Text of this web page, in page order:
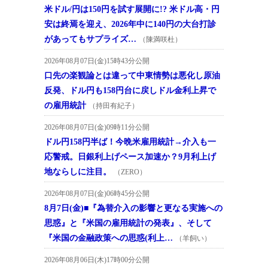
米ドル/円は150円を試す展開に!? 米ドル高・円
安は終焉を迎え、2026年中に140円の大台打診
があってもサプライズ…
（陳満咲杜）
2026年08月07日(金)15時43分公開
口先の楽観論とは違って中東情勢は悪化し原油
反発、ドル円も158円台に戻しドル金利上昇で
の雇用統計
（持田有紀子）
2026年08月07日(金)09時11分公開
ドル円158円半ば！今晩米雇用統計→介入も一
応警戒。日銀利上げペース加速か？9月利上げ
地ならしに注目。
（ZERO）
2026年08月07日(金)06時45分公開
8月7日(金)■『為替介入の影響と更なる実施への
思惑』と『米国の雇用統計の発表』、そして
『米国の金融政策への思惑(利上…
（羊飼い）
2026年08月06日(木)17時00分公開